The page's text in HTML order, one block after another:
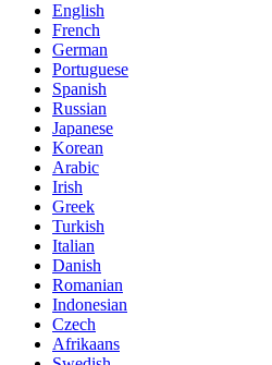
English
French
German
Portuguese
Spanish
Russian
Japanese
Korean
Arabic
Irish
Greek
Turkish
Italian
Danish
Romanian
Indonesian
Czech
Afrikaans